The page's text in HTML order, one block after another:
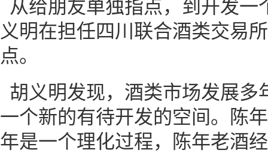
从给朋友单独指点，到开发一
义明在担任四川联合酒类交易
点。
胡义明发现，酒类市场发展多
一个新的有待开发的空间。陈
年是一个理化过程，陈年老酒